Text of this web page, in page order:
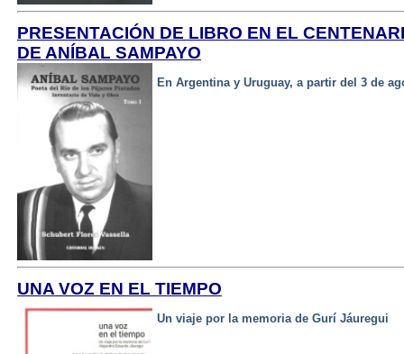
PRESENTACIÓN DE LIBRO EN EL
DE ANÍBAL SAMPAYO
En Argentina y Uruguay, a partir del 3 de
UNA VOZ EN EL TIEMPO
Un viaje por la memoria de Gurí Jáuregui